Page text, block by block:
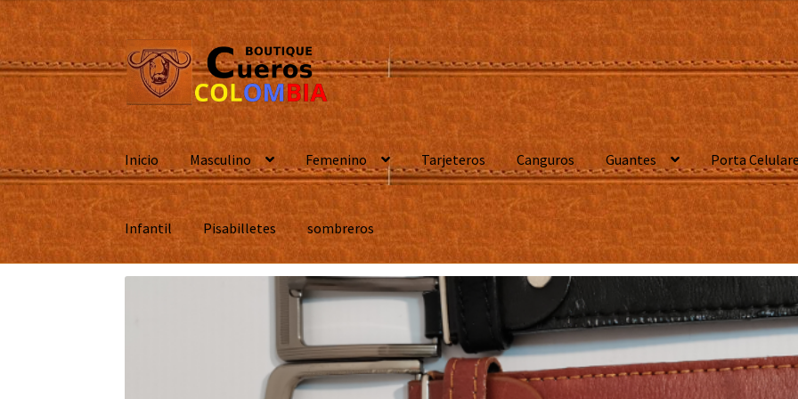
Ir
a
la
navegación
Ir
al
contenido
Inicio Masculino Femenino Tarjeteros Canguros Guantes Porta
Infantil Pisabilletes sombreros